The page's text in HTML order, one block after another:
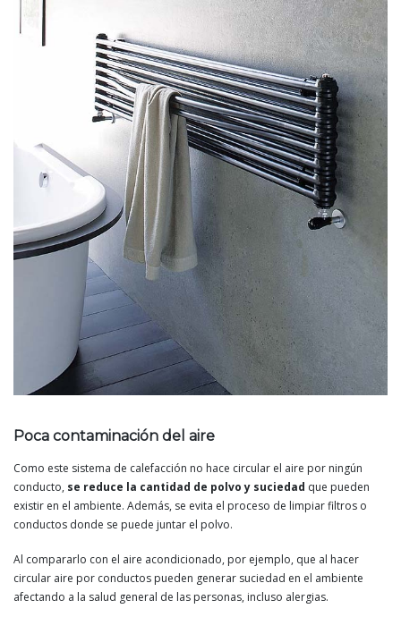
Poca contaminación del aire
Como este sistema de calefacción no hace circular el aire por ningún
conducto, se reduce la cantidad de polvo y suciedad que pueden
existir en el ambiente. Además, se evita el proceso de limpiar filtros o
conductos donde se puede juntar el polvo.
Al compararlo con el aire acondicionado, por ejemplo, que al hacer
circular aire por conductos pueden generar suciedad en el ambiente
afectando a la salud general de las personas, incluso alergias.